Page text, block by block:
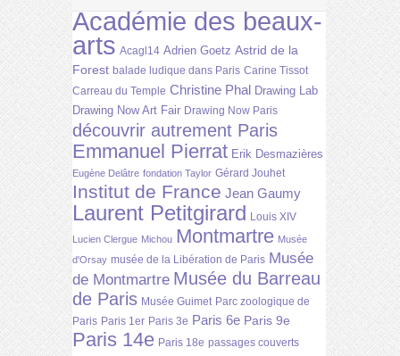
Académie des beaux-
arts Acagl14 Adrien Goetz Astrid de la
Forest balade ludique dans Paris Carine Tissot
Carreau du Temple Christine Phal Drawing Lab
Drawing Now Art Fair Drawing Now Paris
découvrir autrement Paris
Emmanuel Pierrat Erik Desmazières
Eugène Delâtre fondation Taylor Gérard Jouhet
Institut de France Jean Gaumy
Laurent Petitgirard Louis XIV
Lucien Clergue Michou Montmartre Musée
d'Orsay musée de la Libération de Paris Musée
de Montmartre Musée du Barreau
de Paris Musée Guimet Parc zoologique de
Paris Paris 1er Paris 3e Paris 6e Paris 9e
Paris 14e Paris 18e passages couverts